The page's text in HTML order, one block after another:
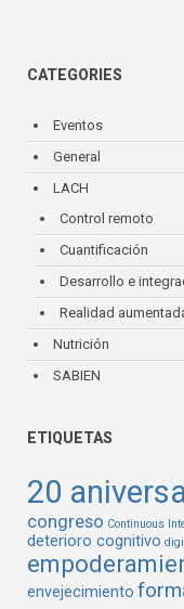
CATEGORIES
Eventos
General
LACH
Control remoto
Cuantificación
Desarrollo e
Realidad
Nutrición
SABIEN
ETIQUETAS
20
congreso Continuous
deterioro cognitivo
envejecimiento